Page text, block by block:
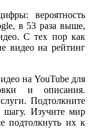
вероятность
в 53 раза выше,
С тех пор как
видео на рейтинг
на YouTube для
и описания.
Подтолкните
шагу. Изучите мир
подтолкнуть их к